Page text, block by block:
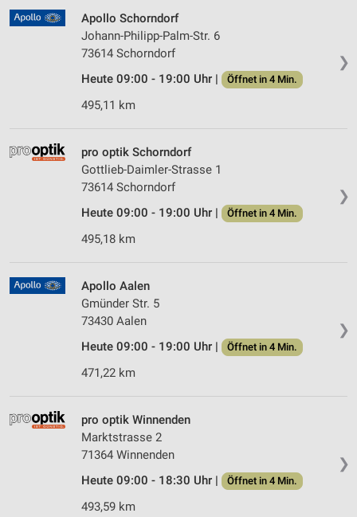
❯
Apollo Schorndorf
Johann-Philipp-Palm-Str. 6
73614 Schorndorf
Heute 09:00 - 19:00 Uhr |
Öffnet in 4 Min.
495,11 km
❯
pro optik Schorndorf
Gottlieb-Daimler-Strasse 1
73614 Schorndorf
Heute 09:00 - 19:00 Uhr |
Öffnet in 4 Min.
495,18 km
❯
Apollo Aalen
Gmünder Str. 5
73430 Aalen
Heute 09:00 - 19:00 Uhr |
Öffnet in 4 Min.
471,22 km
❯
pro optik Winnenden
Marktstrasse 2
71364 Winnenden
Heute 09:00 - 18:30 Uhr |
Öffnet in 4 Min.
493,59 km